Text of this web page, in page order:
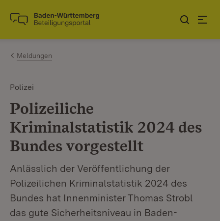
Zum Inhalt springen
Link zur Startseite
Meldungen
Polizei
Polizeiliche
Kriminalstatistik 2024 des
Bundes vorgestellt
Anlässlich der Veröffentlichung der
Polizeilichen Kriminalstatistik 2024 des
Bundes hat Innenminister Thomas Strobl
das gute Sicherheitsniveau in Baden-